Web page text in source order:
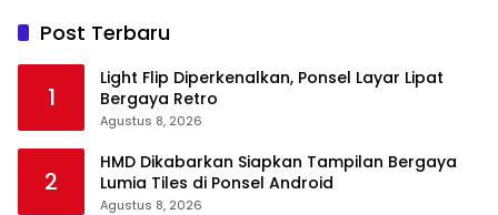
Post Terbaru
1
Light Flip Diperkenalkan, Ponsel Layar Lipat
Bergaya Retro
Agustus 8, 2026
2
HMD Dikabarkan Siapkan Tampilan Bergaya
Lumia Tiles di Ponsel Android
Agustus 8, 2026